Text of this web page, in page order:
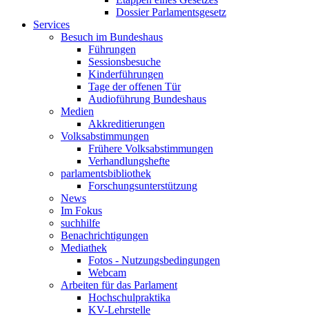
Dossier Parlamentsgesetz
Services
Besuch im Bundeshaus
Führungen
Sessionsbesuche
Kinderführungen
Tage der offenen Tür
Audioführung Bundeshaus
Medien
Akkreditierungen
Volksabstimmungen
Frühere Volksabstimmungen
Verhandlungshefte
parlamentsbibliothek
Forschungsunterstützung
News
Im Fokus
suchhilfe
Benachrichtigungen
Mediathek
Fotos - Nutzungsbedingungen
Webcam
Arbeiten für das Parlament
Hochschulpraktika
KV-Lehrstelle